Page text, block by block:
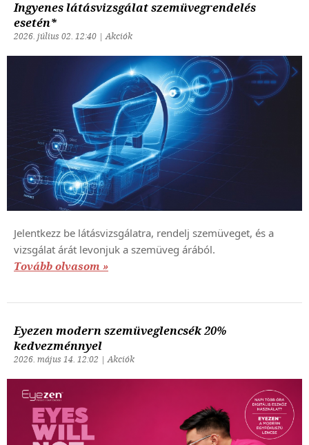
Ingyenes látásvizsgálat szemüvegrendelés
esetén*
2026. július 02. 12:40 | Akciók
Jelentkezz be látásvizsgálatra, rendelj szemüveget, és a
vizsgálat árát levonjuk a szemüveg árából.
Tovább olvasom »
Eyezen modern szemüveglencsék 20%
kedvezménnyel
2026. május 14. 12:02 | Akciók